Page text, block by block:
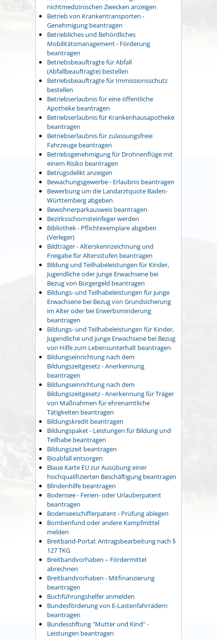
nichtmedizinischen Zwecken anzeigen
Betrieb von Krankentransporten -
Genehmigung beantragen
Betriebliches und Behördliches
Mobilitätsmanagement - Förderung
beantragen
Betriebsbeauftragte für Abfall
(Abfallbeauftragte) bestellen
Betriebsbeauftragte für Immissionsschutz
bestellen
Betriebserlaubnis für eine öffentliche
Apotheke beantragen
Betriebserlaubnis für Krankenhausapotheke
beantragen
Betriebserlaubnis für zulassungsfreie
Fahrzeuge beantragen
Betriebsgenehmigung für Drohnenflüge mit
einem Risiko beantragen
Betrugsdelikt anzeigen
Bewachungsgewerbe - Erlaubnis beantragen
Bewerbung um die Landarztquote Baden-
Württemberg abgeben
Bewohnerparkausweis beantragen
Bezirksschornsteinfeger werden
Bibliothek - Pflichtexemplare abgeben
(Verleger)
Bildträger - Alterskennzeichnung und
Freigabe für Altersstufen beantragen
Bildung und Teilhabeleistungen für Kinder,
Jugendliche oder junge Erwachsene bei
Bezug von Bürgergeld beantragen
Bildungs- und Teilhabeleistungen für junge
Erwachsene bei Bezug von Grundsicherung
im Alter oder bei Erwerbsminderung
beantragen
Bildungs- und Teilhabeleistungen für Kinder,
Jugendliche und junge Erwachsene bei Bezug
von Hilfe zum Lebensunterhalt beantragen
Bildungseinrichtung nach dem
Bildungszeitgesetz - Anerkennung
beantragen
Bildungseinrichtung nach dem
Bildungszeitgesetz - Anerkennung für Träger
von Maßnahmen für ehrenamtliche
Tätigkeiten beantragen
Bildungskredit beantragen
Bildungspaket - Leistungen für Bildung und
Teilhabe beantragen
Bildungszeit beantragen
Bioabfall entsorgen
Blaue Karte EU zur Ausübung einer
hochqualifizierten Beschäftigung beantragen
Blindenhilfe beantragen
Bodensee - Ferien- oder Urlauberpatent
beantragen
Bodenseeschifferpatent - Prüfung ablegen
Bombenfund oder andere Kampfmittel
melden
Breitband-Portal: Antragsbearbeitung nach §
127 TKG
Breitbandvorhaben – Fördermittel
abrechnen
Breitbandvorhaben - Mitfinanzierung
beantragen
Buchführungshelfer anmelden
Bundesförderung von E-Lastenfahrrädern
beantragen
Bundesstiftung "Mutter und Kind" -
Leistungen beantragen